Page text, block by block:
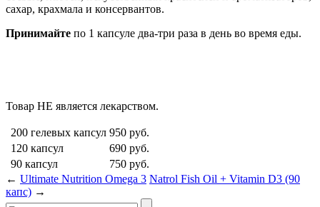
сахар, крахмала и консервантов.
Принимайте по 1 капсуле два-три раза в день во время еды.
Товар НЕ является лекарством.
200 гелевых капсул 950 руб.
120 капсул
690 руб.
90 капсул
750 руб.
← Ultimate Nutrition Omega 3 Natrol Fish Oil + Vitamin D3 (90
капс) →